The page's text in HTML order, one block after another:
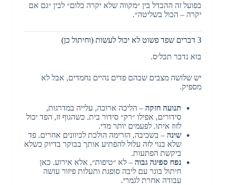
בפועל זה ההבדל בין ״מקווה שלא יקרה כלום״ לבין ״גם אם
יקרה – הכול בשליטה״.
3 דברים שפד פשוט לא יכול לעשות (וחיתול כן)
בוא נדבר תכל׳ס.
יש שלושה מצבים שבהם פדים נהיים נחמדים, אבל לא
מספיק.
תנועה חזקה– הליכה ארוכה, עלייה במדרגות,
סידורים, אפילו ״רק״ סידור בית. כשהגוף זז, הפד יכול
לזוז איתו. לפעמים יותר מדי.
שינה– בשכיבה, הזרימה הולכת לכיוונים אחרים. פד
שלא בנוי לזה עלול להפתיע אותך בבוקר בדיוק כשלא
ביקשת הפתעות.
נפח ספיגה גבוה– לא ״טיפות״, אלא אירוע. כאן
חיתול בוגר עם ליבה סופגת ותעלות פיזור עושה
עבודה אחרת לגמרי.